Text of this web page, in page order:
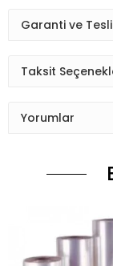
Garanti ve
Taksit
Yorumlar